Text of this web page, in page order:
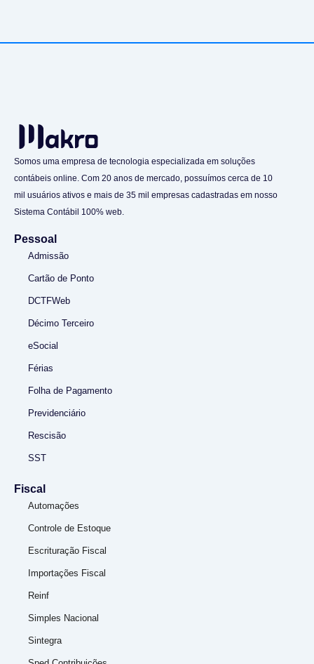
Somos uma empresa de tecnologia especializada em soluções
contábeis online. Com 20 anos de mercado, possuímos cerca de 10
mil usuários ativos e mais de 35 mil empresas cadastradas em nosso
Sistema Contábil 100% web.
Pessoal
Admissão
Cartão de Ponto
DCTFWeb
Décimo Terceiro
eSocial
Férias
Folha de Pagamento
Previdenciário
Rescisão
SST
Fiscal
Automações
Controle de Estoque
Escrituração Fiscal
Importações Fiscal
Reinf
Simples Nacional
Sintegra